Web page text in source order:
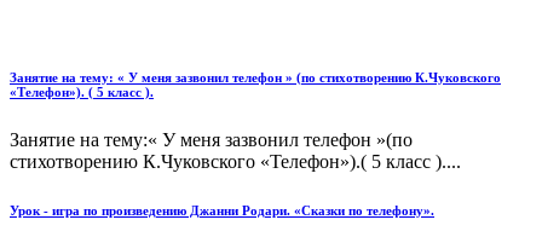
Занятие на тему: « У меня зазвонил телефон » (по стихотворению К.Чуковского
«Телефон»). ( 5 класс ).
Занятие на тему:« У меня зазвонил телефон »(по
стихотворению К.Чуковского «Телефон»).( 5 класс )....
Урок - игра по произведению Джанни Родари. «Сказки по телефону».